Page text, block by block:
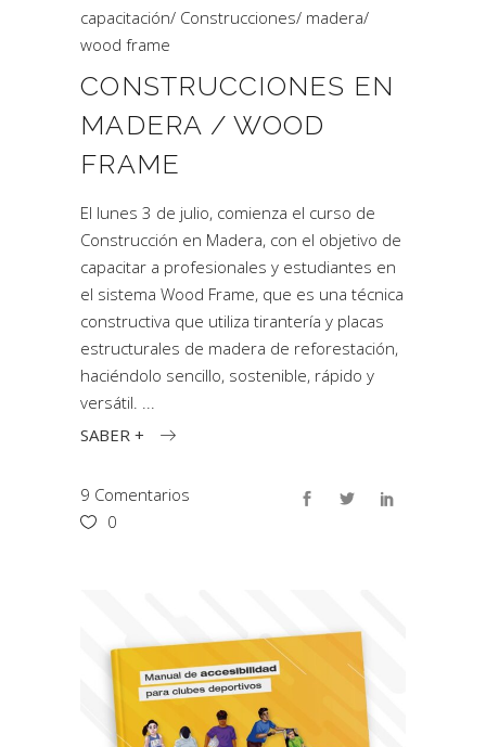
capacitación/ Construcciones/ madera/
wood frame
CONSTRUCCIONES EN
MADERA / WOOD
FRAME
El lunes 3 de julio, comienza el curso de
Construcción en Madera, con el objetivo de
capacitar a profesionales y estudiantes en
el sistema Wood Frame, que es una técnica
constructiva que utiliza tirantería y placas
estructurales de madera de reforestación,
haciéndolo sencillo, sostenible, rápido y
versátil.
SABER +
9 Comentarios
0